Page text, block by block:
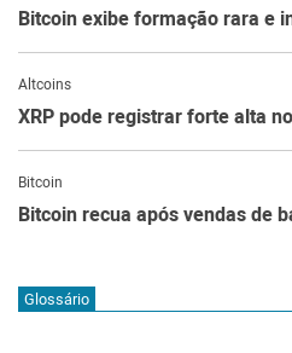
Bitcoin exibe formação rara e
Altcoins
XRP pode registrar forte alta
Bitcoin
Bitcoin recua após vendas de
Glossário